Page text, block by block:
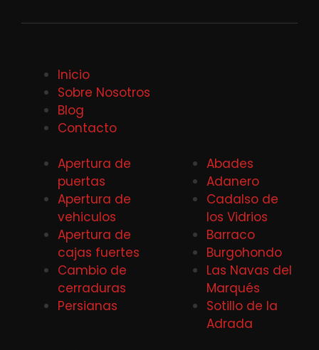
Inicio
Sobre Nosotros
Blog
Contacto
Apertura de
puertas
Apertura de
vehiculos
Apertura de
cajas fuertes
Cambio de
cerraduras
Persianas
Abades
Adanero
Cadalso de
los Vidrios
Barraco
Burgohondo
Las Navas del
Marqués
Sotillo de la
Adrada